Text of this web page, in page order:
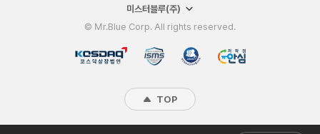
미스터블루(주)
© Mr.Blue Corp. All rights reserved.
TOP